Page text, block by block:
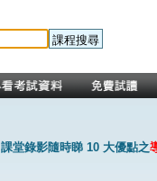
課堂錄影隨時睇 10 大優點之